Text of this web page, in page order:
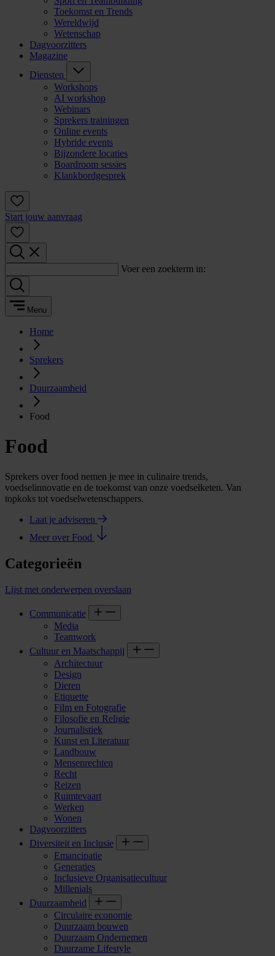
Toekomst en Trends
Wereldwijd
Wetenschap
Dagvoorzitters
Magazine
Diensten
Workshops
AI workshop
Webinars
Sprekers trainingen
Online events
Hybride events
Bijzondere locaties
Boardroom sessies
Klankbordgesprek
Start jouw aanvraag
Voer een zoekterm in:
Menu
Home
Sprekers
Duurzaamheid
Food
Food
Sprekers over food nemen je mee in culinaire trends,
voedselinnovatie en de toekomst van onze voedselketen. Van
topkoks tot voedselwetenschappers.
Laat je adviseren
Meer over Food
Categorieën
Lijst met onderwerpen overslaan
Communicatie
Media
Teamwork
Cultuur en Maatschappij
Architectuur
Design
Dieren
Etiquette
Film en Fotografie
Filosofie en Religie
Journalistiek
Kunst en Literatuur
Landbouw
Mensenrechten
Recht
Reizen
Ruimtevaart
Werken
Wonen
Dagvoorzitters
Diversiteit en Inclusie
Emancipatie
Generaties
Inclusieve Organisatiecultuur
Millenials
Duurzaamheid
Circulaire economie
Duurzaam bouwen
Duurzaam Ondernemen
Duurzame Lifestyle